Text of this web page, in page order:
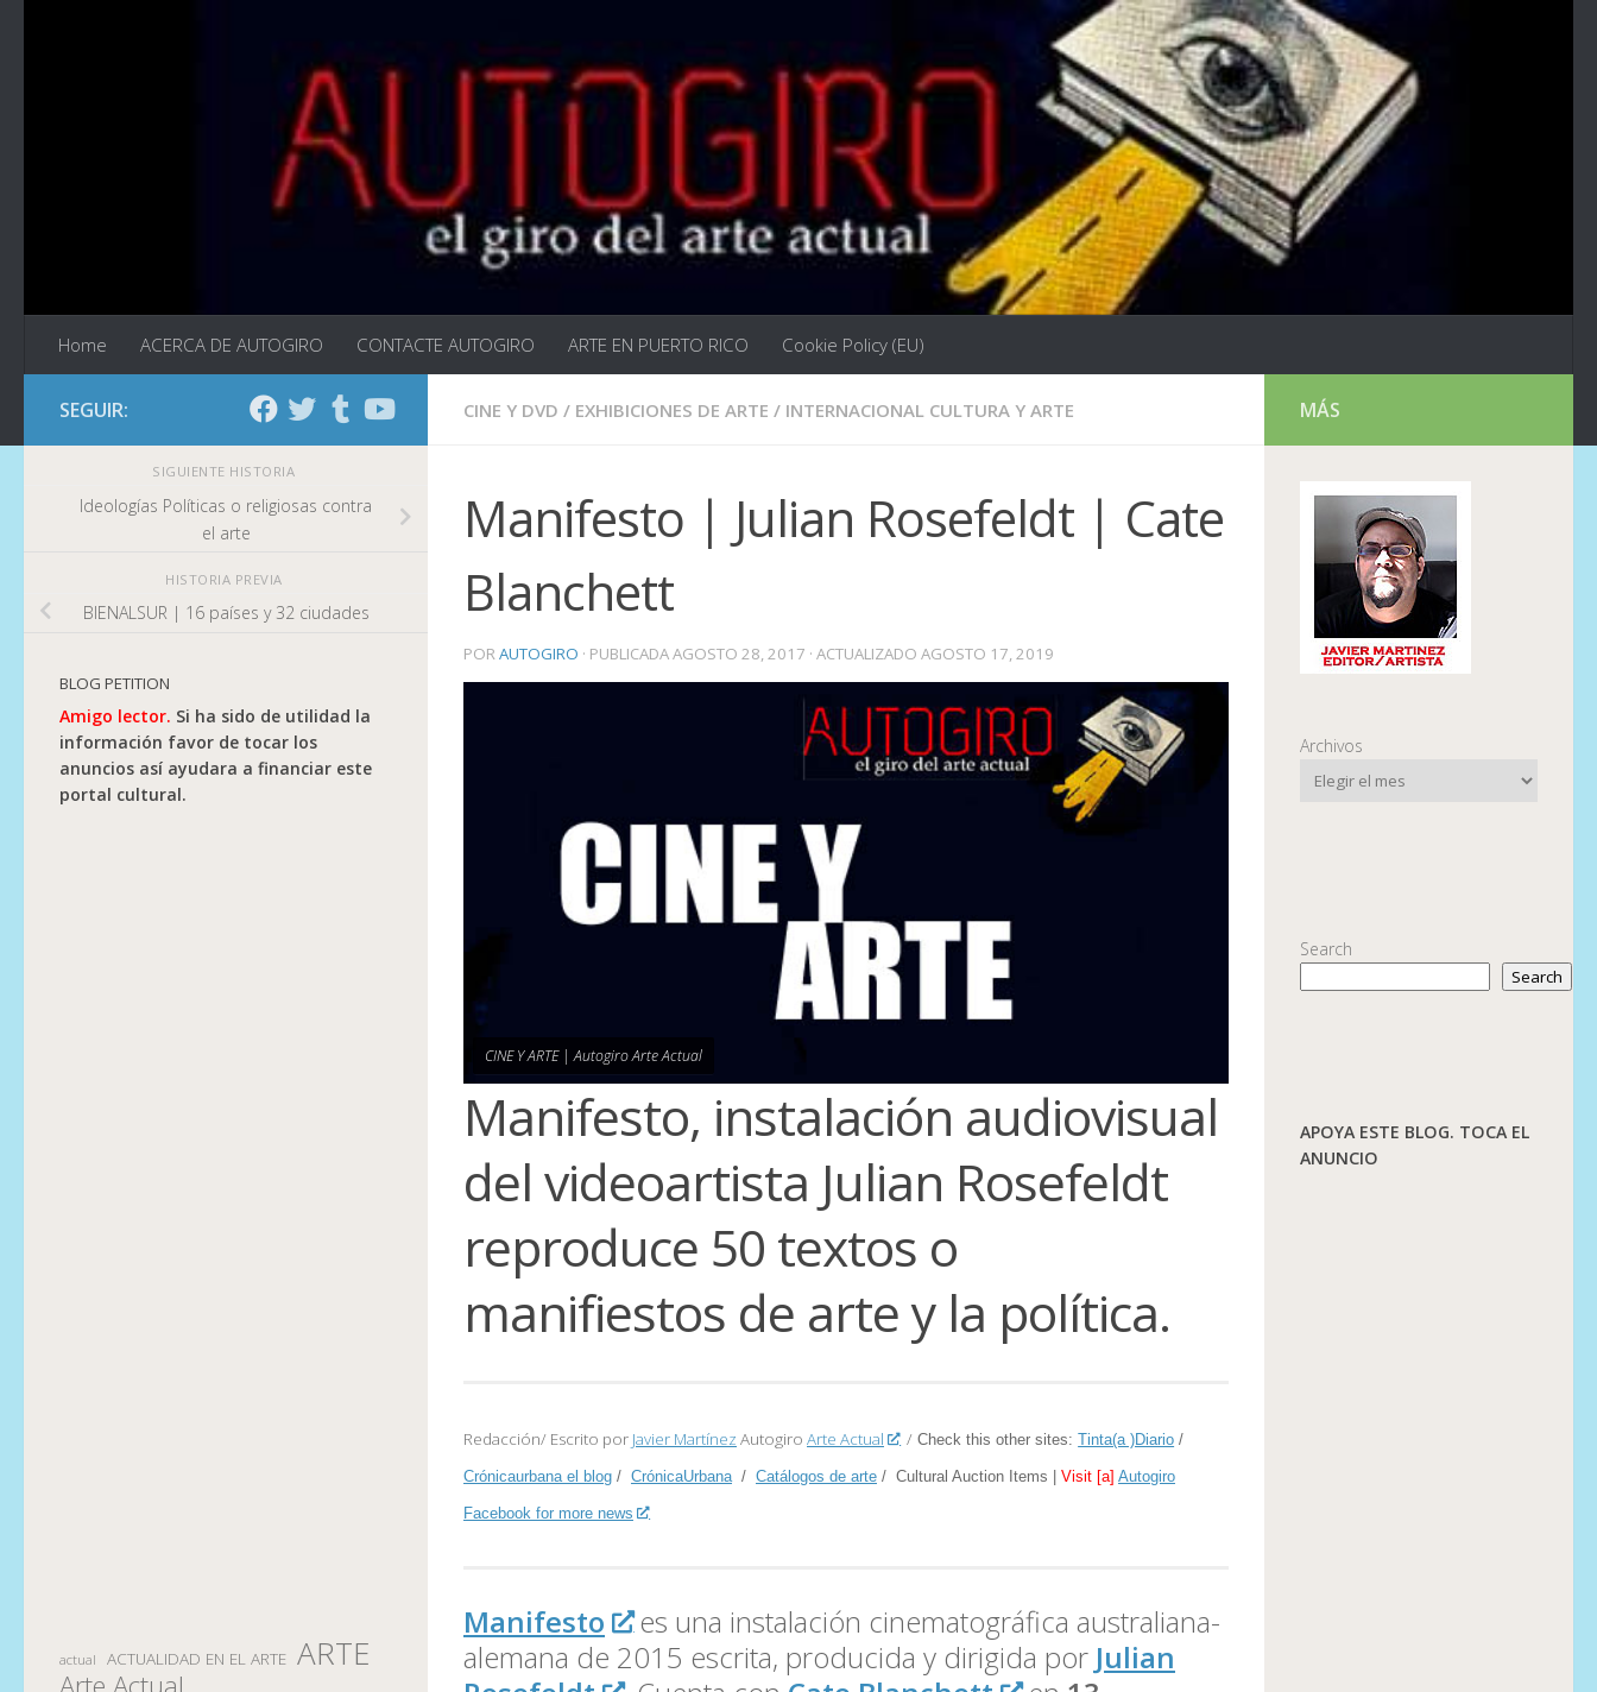
Home ACERCA DE AUTOGIRO CONTACTE AUTOGIRO ARTE EN PUERTO RICO Cookie Policy (EU)
CINE Y DVD / EXHIBICIONES DE ARTE / INTERNACIONAL CULTURA Y ARTE
Manifesto | Julian Rosefeldt | Cate
Blanchett
PORAUTOGIRO · PUBLICADAAGOSTO 28, 2017 · ACTUALIZADO AGOSTO 17, 2019
CINE Y ARTE | Autogiro Arte Actual
Manifesto, instalación audiovisual
del videoartista Julian Rosefeldt
reproduce 50 textos o
manifiestos de arte y la política.
Redacción/ Escrito por Javier Martínez Autogiro Arte Actual / Check this other sites:Tinta(a )Diario /
Crónicaurbana el blog / CrónicaUrbana / Catálogos de arte / Cultural Auction Items | Visit [a] Autogiro
Facebook for more news
Manifesto
es una instalación cinematográfica australiana-
alemana de 2015 escrita, producida y dirigida por Julian
SEGUIR:
SIGUIENTE HISTORIA
Ideologías Políticas o religiosas contra
el arte
HISTORIA PREVIA
BIENALSUR | 16 países y 32 ciudades
BLOG PETITION
Amigo lector. Si ha sido de utilidad la
información favor de tocar los
anuncios así ayudara a financiar este
portal cultural.
actual ACTUALIDAD EN EL ARTE ARTE
MÁS
Archivos
Search
Search
APOYA ESTE BLOG. TOCA EL
ANUNCIO